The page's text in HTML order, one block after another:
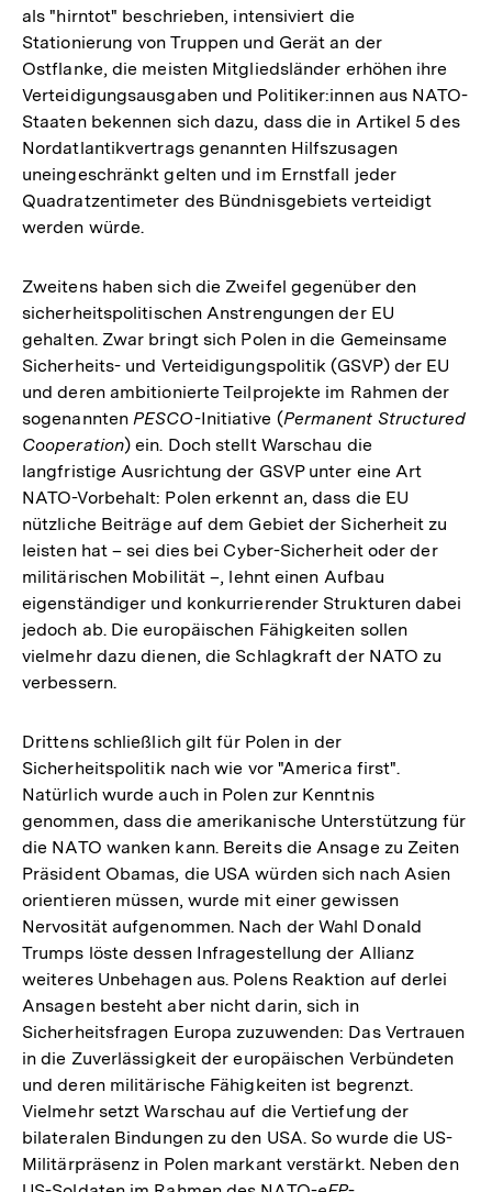
als "hirntot" beschrieben, intensiviert die
Stationierung von Truppen und Gerät an der
Ostflanke, die meisten Mitgliedsländer erhöhen ihre
Verteidigungsausgaben und Politiker:innen aus NATO-
Staaten bekennen sich dazu, dass die in Artikel 5 des
Nordatlantikvertrags genannten Hilfszusagen
uneingeschränkt gelten und im Ernstfall jeder
Quadratzentimeter des Bündnisgebiets verteidigt
werden würde.
Zweitens haben sich die Zweifel gegenüber den
sicherheitspolitischen Anstrengungen der EU
gehalten. Zwar bringt sich Polen in die Gemeinsame
Sicherheits- und Verteidigungspolitik (GSVP) der EU
und deren ambitionierte Teilprojekte im Rahmen der
sogenanntenPESCO-Initiative (Permanent Structured
Cooperation) ein. Doch stellt Warschau die
langfristige Ausrichtung der GSVP unter eine Art
NATO-Vorbehalt: Polen erkennt an, dass die EU
nützliche Beiträge auf dem Gebiet der Sicherheit zu
leisten hat – sei dies bei Cyber-Sicherheit oder der
militärischen Mobilität –, lehnt einen Aufbau
eigenständiger und konkurrierender Strukturen dabei
jedoch ab. Die europäischen Fähigkeiten sollen
vielmehr dazu dienen, die Schlagkraft der NATO zu
verbessern.
Drittens schließlich gilt für Polen in der
Sicherheitspolitik nach wie vor "America first".
Natürlich wurde auch in Polen zur Kenntnis
genommen, dass die amerikanische Unterstützung für
die NATO wanken kann. Bereits die Ansage zu Zeiten
Präsident Obamas, die USA würden sich nach Asien
orientieren müssen, wurde mit einer gewissen
Nervosität aufgenommen. Nach der Wahl Donald
Trumps löste dessen Infragestellung der Allianz
weiteres Unbehagen aus. Polens Reaktion auf derlei
Ansagen besteht aber nicht darin, sich in
Sicherheitsfragen Europa zuzuwenden: Das Vertrauen
in die Zuverlässigkeit der europäischen Verbündeten
und deren militärische Fähigkeiten ist begrenzt.
Vielmehr setzt Warschau auf die Vertiefung der
bilateralen Bindungen zu den USA. So wurde die US-
Militärpräsenz in Polen markant verstärkt. Neben den